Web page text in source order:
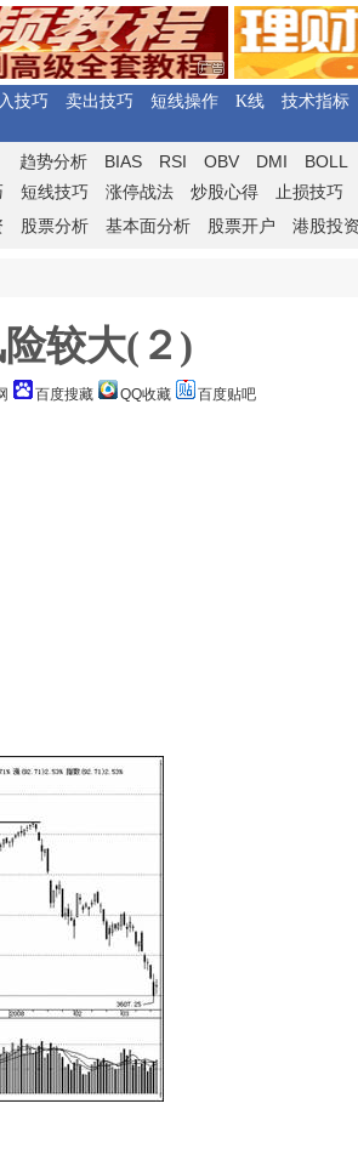
技巧 卖出技巧 短线操作 K线 技术指标
趋势分析 BIAS RSI OBV DMI BOLL
短线技巧 涨停战法 炒股心得 止损技巧
股票分析 基本面分析 股票开户 港股投资
较大(２)
百度搜藏 QQ收藏 百度贴吧